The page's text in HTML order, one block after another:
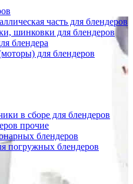
часть для блендеров
шинковки для блендеров
блендера
для блендеров
в сборе для блендеров
прочие
блендеров
погружных блендеров